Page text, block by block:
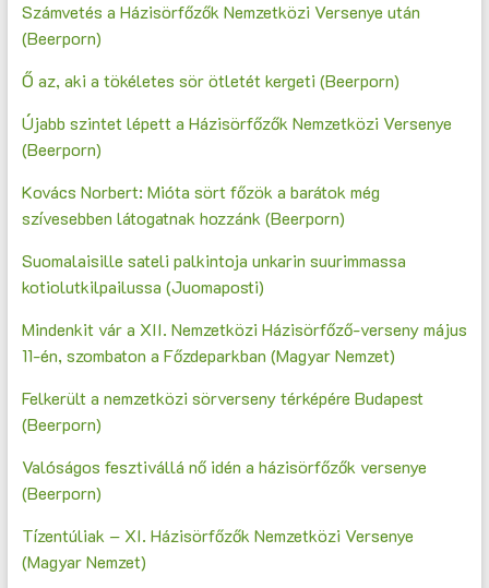
Számvetés a Házisörfőzők Nemzetközi Versenye után
(Beerporn)
Ő az, aki a tökéletes sör ötletét kergeti (Beerporn)
Újabb szintet lépett a Házisörfőzők Nemzetközi Versenye
(Beerporn)
Kovács Norbert: Mióta sört főzök a barátok még
szívesebben látogatnak hozzánk (Beerporn)
Suomalaisille sateli palkintoja unkarin suurimmassa
kotiolutkilpailussa (Juomaposti)
Mindenkit vár a XII. Nemzetközi Házisörfőző-verseny május
11-én, szombaton a Főzdeparkban (Magyar Nemzet)
Felkerült a nemzetközi sörverseny térképére Budapest
(Beerporn)
Valóságos fesztivállá nő idén a házisörfőzők versenye
(Beerporn)
Tízentúliak – XI. Házisörfőzők Nemzetközi Versenye
(Magyar Nemzet)